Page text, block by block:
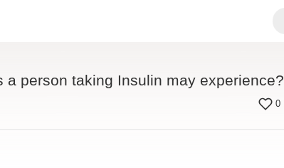
person taking Insulin may experience?
0